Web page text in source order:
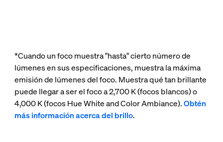
*Cuando un foco muestra "hasta" cierto número de
lúmenes en sus especificaciones, muestra la máxima
emisión de lúmenes del foco. Muestra qué tan brillante
puede llegar a ser el foco a 2,700 K (focos blancos) o
4,000 K (focos Hue White and Color Ambiance).Obtén
más información acerca del brillo.